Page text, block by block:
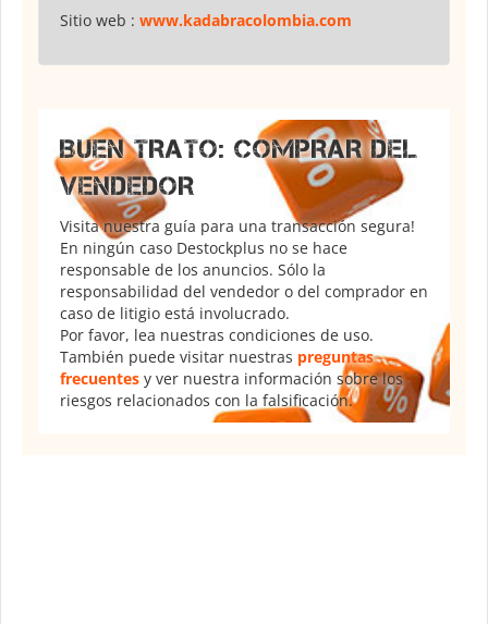
Sitio web : www.kadabracolombia.com
BUEN TRATO: COMPRAR DEL
VENDEDOR
Visita nuestra guía para una transacción segura!
En ningún caso Destockplus no se hace
responsable de los anuncios. Sólo la
responsabilidad del vendedor o del comprador en
caso de litigio está involucrado.
Por favor, lea nuestras condiciones de uso.
También puede visitar nuestras preguntas
frecuentes y ver nuestra información sobre los
riesgos relacionados con la falsificación.